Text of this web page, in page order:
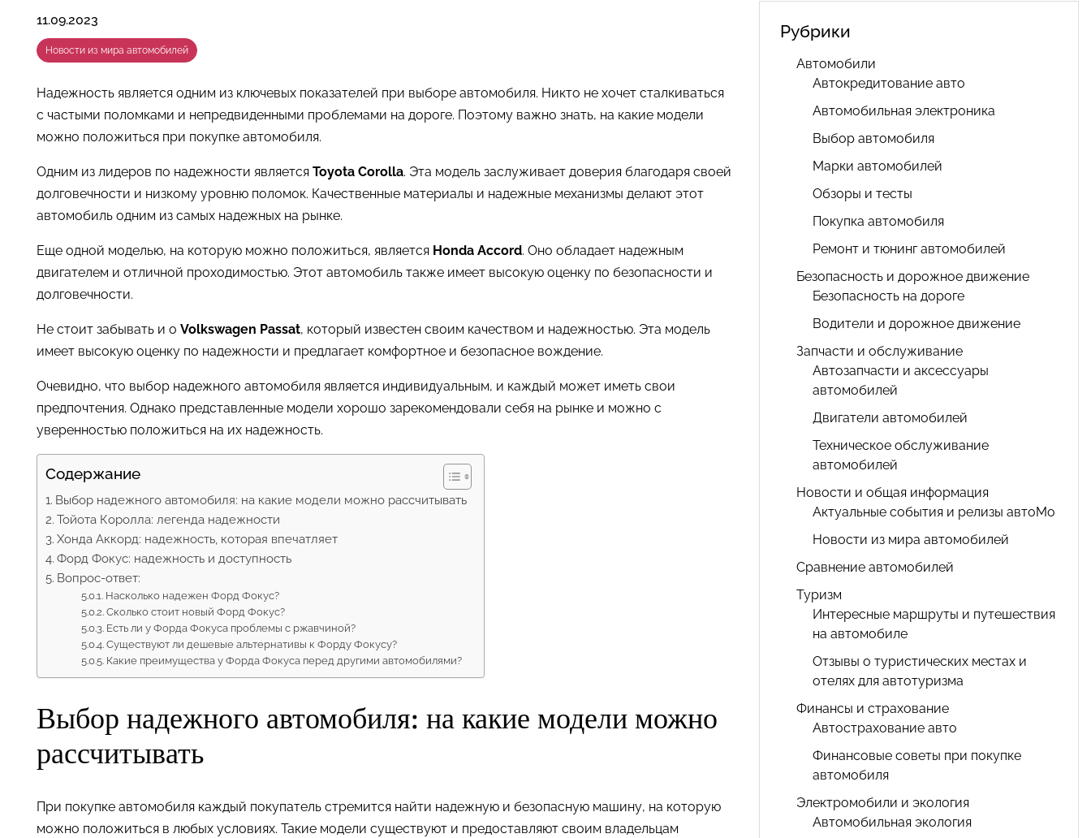
11.09.2023
Новости из мира автомобилей
Надежность является одним из ключевых показателей при выборе автомобиля. Никто не хочет сталкиваться
с частыми поломками и непредвиденными проблемами на дороге. Поэтому важно знать, на какие модели
можно положиться при покупке автомобиля.
Одним из лидеров по надежности является Toyota Corolla. Эта модель заслуживает доверия благодаря своей
долговечности и низкому уровню поломок. Качественные материалы и надежные механизмы делают этот
автомобиль одним из самых надежных на рынке.
Еще одной моделью, на которую можно положиться, является Honda Accord. Оно обладает надежным
двигателем и отличной проходимостью. Этот автомобиль также имеет высокую оценку по безопасности и
долговечности.
Не стоит забывать и о Volkswagen Passat, который известен своим качеством и надежностью. Эта модель
имеет высокую оценку по надежности и предлагает комфортное и безопасное вождение.
Очевидно, что выбор надежного автомобиля является индивидуальным, и каждый может иметь свои
предпочтения. Однако представленные модели хорошо зарекомендовали себя на рынке и можно с
уверенностью положиться на их надежность.
Содержание
Выбор надежного автомобиля: на какие модели можно рассчитывать
Тойота Королла: легенда надежности
Хонда Аккорд: надежность, которая впечатляет
Форд Фокус: надежность и доступность
Вопрос-ответ:
Насколько надежен Форд Фокус?
Сколько стоит новый Форд Фокус?
Есть ли у Форда Фокуса проблемы с ржавчиной?
Существуют ли дешевые альтернативы к Форду Фокусу?
Какие преимущества у Форда Фокуса перед другими автомобилями?
Выбор надежного автомобиля: на какие модели можно
рассчитывать
При покупке автомобиля каждый покупатель стремится найти надежную и безопасную машину, на которую
можно положиться в любых условиях. Такие модели существуют и предоставляют своим владельцам
Рубрики
Автомобили
Автокредитование авто
Автомобильная электроника
Выбор автомобиля
Марки автомобилей
Обзоры и тесты
Покупка автомобиля
Ремонт и тюнинг автомобилей
Безопасность и дорожное движение
Безопасность на дороге
Водители и дорожное движение
Запчасти и обслуживание
Автозапчасти и аксессуары
автомобилей
Двигатели автомобилей
Техническое обслуживание
автомобилей
Новости и общая информация
Актуальные события и релизы автоМо
Новости из мира автомобилей
Сравнение автомобилей
Туризм
Интересные маршруты и путешествия
на автомобиле
Отзывы о туристических местах и
отелях для автотуризма
Финансы и страхование
Автострахование авто
Финансовые советы при покупке
автомобиля
Электромобили и экология
Автомобильная экология